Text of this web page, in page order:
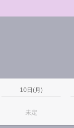
10日(月)
未定